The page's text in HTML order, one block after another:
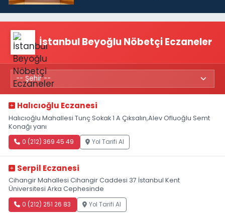
İstanbul Beyoğlu Nöbetçi Eczaneler
Halıcıoğlu Eczanesi
Halıcıoğlu Mahallesi Tunç Sokak 1 A Çıksalın,Alev Ofluoğlu Semt
Konağı yanı
0 (212) 369 45 49 Yol Tarifi Al
Serpil Eczanesi
Cihangir Mahallesi Cihangir Caddesi 37 İstanbul Kent
Üniversitesi Arka Cephesinde
0 (212) 251 26 83 Yol Tarifi Al